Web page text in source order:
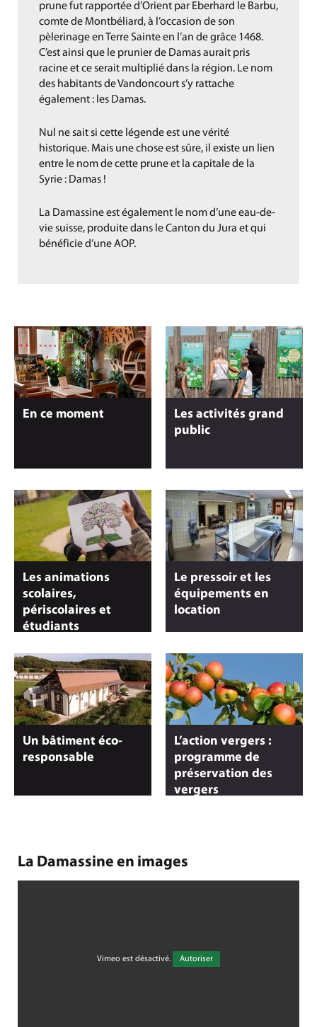
prune fut rapportée d’Orient par Eberhard le Barbu,
comte de Montbéliard, à l’occasion de son
pèlerinage en Terre Sainte en l’an de grâce 1468.
C’est ainsi que le prunier de Damas aurait pris
racine et ce serait multiplié dans la région. Le nom
des habitants de Vandoncourt s’y rattache
également : les Damas.
Nul ne sait si cette légende est une vérité
historique. Mais une chose est sûre, il existe un lien
entre le nom de cette prune et la capitale de la
Syrie : Damas !
La Damassine est également le nom d’une eau-de-
vie suisse, produite dans le Canton du Jura et qui
bénéficie d’une AOP.
En ce moment
Les activités grand
public
Les animations
scolaires,
périscolaires et
étudiants
Le pressoir et les
équipements en
location
Un bâtiment éco-
responsable
L’action vergers :
programme de
préservation des
vergers
La Damassine en images
Vimeo est désactivé. Autoriser